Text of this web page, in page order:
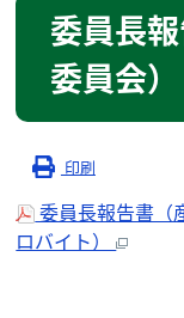
委員長
委員会）
印刷
委員長報告書（
ロバイト）